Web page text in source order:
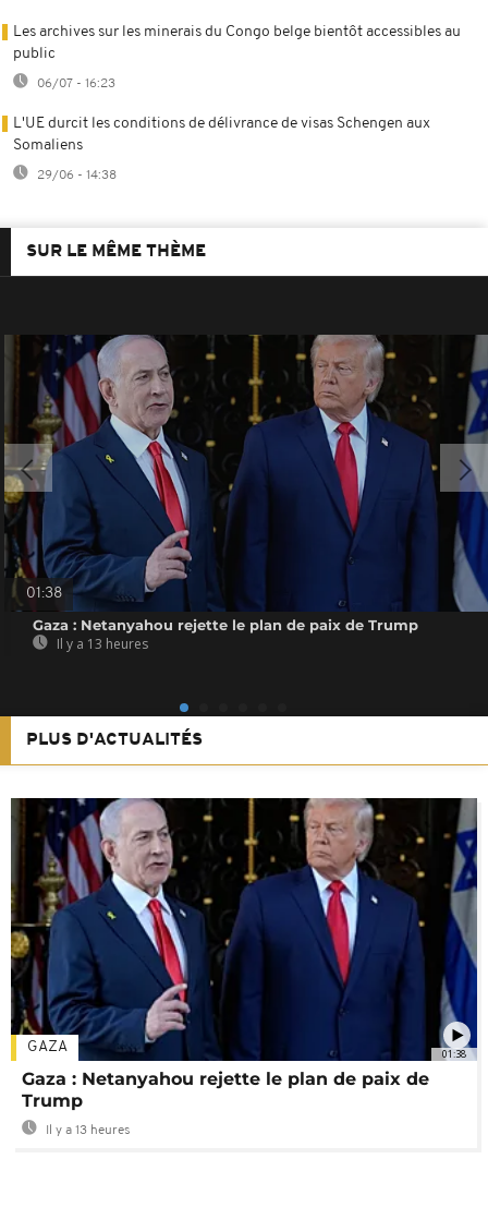
Les archives sur les minerais du Congo belge bientôt accessibles au
public
06/07 - 16:23
L'UE durcit les conditions de délivrance de visas Schengen aux
Somaliens
29/06 - 14:38
SUR LE MÊME THÈME
01:38
Gaza : Netanyahou rejette le plan de paix de Trump
Il y a 13 heures
PLUS D'ACTUALITÉS
01:38
GAZA
Gaza : Netanyahou rejette le plan de paix de
Trump
Il y a 13 heures